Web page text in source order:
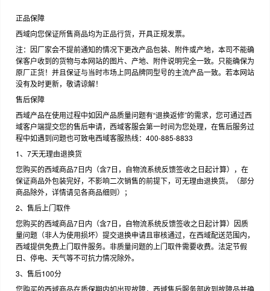
正品保障
西域向您保证所售商品均为正品行货，开具正规发票。
注：因厂家会不提前通知的情况下更改产品包装、附件或产地，本司不能确
保客户收到的货物与本网站的图片、产地、附件说明完全一致。只能确保为
原厂正货！并且保证与当时市场上同品牌同型号的主流产品一致。若本网站
没有及时更新，敬请谅解！
售后保障
西域产品在使用过程中如因产品质量问题有“退换返修”的需求，您可通过西
域客户端提交您的售后申请，西域客服会第一时间为您处理，在售后服务过
程中如遇到问题也可致电西域客服热线：400-885-8833
1、7天无理由退换货
您购买的西域商品7日内（含7日，自物流系统反馈签收之日起计算），在
保证商品外包装完好，不影响二次销售的前提下，可无理由退换货。（部分
商品除外，详情请见各商品细则）；
2、售后上门取件
您购买的西域商品7日内（含7日，自物流系统反馈签收之日起计算）因质
量问题（非人为使用损坏）提交退换申请且审核通过，在西域配送范围内，
西域提供免费上门取件服务。非质量问题的上门取件需要收费。法定节假
日、停电、天气等不可抗力情况除外。
3、售后100分
您购买的西域商品在质保期内如出现故障，西域售后服务部收到故障品并确